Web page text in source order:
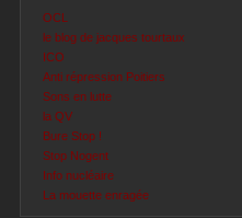
OCL
le blog de jacques tourtaux
ICO
Anti répression Poitiers
Sons en lutte
la QV
Bure Stop !
Stop Nogent
Info nucléaire
La mouette enragée